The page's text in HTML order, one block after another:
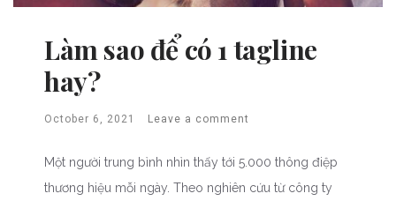
Làm sao để có 1 tagline
hay?
October 6, 2021 Leave a comment
Một người trung bình nhìn thấy tới 5.000 thông điệp
thương hiệu mỗi ngày. Theo nghiên cứu từ công ty